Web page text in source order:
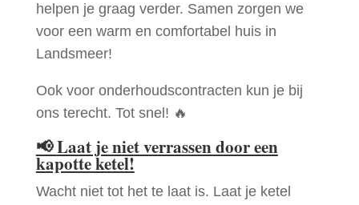
helpen je graag verder. Samen zorgen we
voor een warm en comfortabel huis in
Landsmeer!
Ook voor onderhoudscontracten kun je bij
ons terecht. Tot snel! 🔥
📢Laat je niet verrassen door een
kapotte ketel!
Wacht niet tot het te laat is. Laat je ketel